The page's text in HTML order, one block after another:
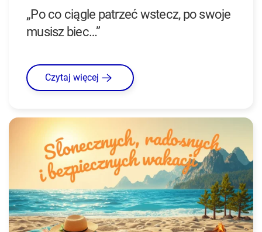
„Po co ciągle patrzeć wstecz, po swoje
musisz biec…”
Czytaj więcej